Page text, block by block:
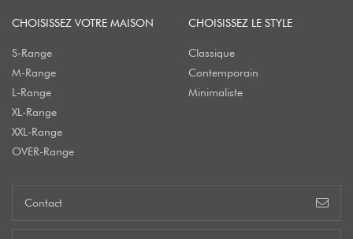
CHOISISSEZ VOTRE MAISON
S-Range
M-Range
L-Range
XL-Range
XXL-Range
OVER-Range
CHOISISSEZ LE STYLE
Classique
Contemporain
Minimaliste
Contact